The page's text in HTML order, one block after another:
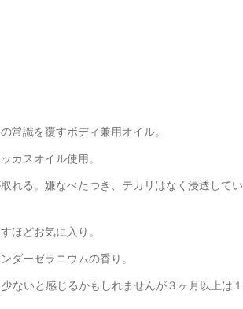
常識を覆すボディ兼用オイル。
カスオイル使用。
れる。嫌なべたつき、テカリはなく浸透してい
ほどお気に入り。
ダーゼラニウムの香り。
ないと感じるかもしれませんが３ヶ月以上は１